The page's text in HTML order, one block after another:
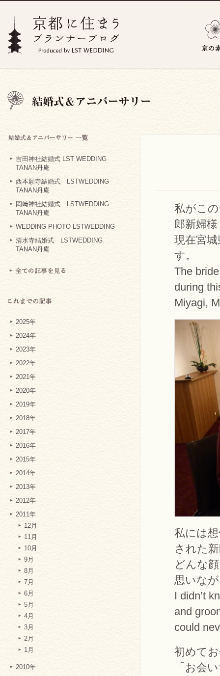
吉田神社結婚式 LST WEDDING
TANAN丹庵
西本願寺結婚式 LSTWEDDING
TANAN丹庵
岡﨑神社結婚式 LSTWEDDING
TANAN丹庵
WEDDING PHOTO LSTWEDDING
清水寺結婚式 LSTWEDDING
TANAN丹庵
2025年
2024年
2023年
2022年
2021年
2020年
2019年
2018年
2017年
2016年
2015年
2014年
2013年
2012年
2011年
12月
11月
10月
9月
8月
7月
6月
5月
4月
3月
2月
1月
2010年
私がこ
郎新婦様
現在宮
す。
The
during
Miyagi,
私には
された
どんな
思いな
I didn’t
and
could
初めて
「お会